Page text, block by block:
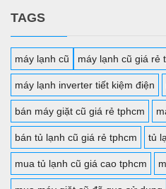
TAGS
máy lạnh cũ máy lạnh cũ giá rẻ
máy lạnh inverter tiết kiệm điện
bán máy giặt cũ giá rẻ tphcm
bán tủ lạnh cũ giá rẻ tphcm tủ
mua tủ lạnh cũ giá cao tphcm